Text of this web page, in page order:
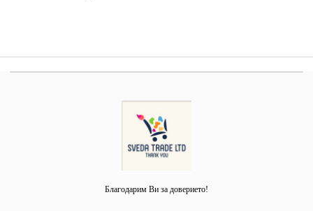
Благодарим Ви за доверието!